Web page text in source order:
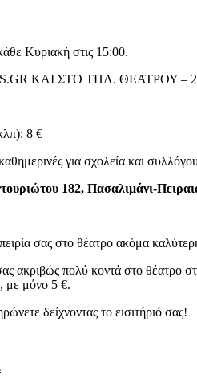
Κυριακή στις 15:00.
ΚΑΙ ΣΤΟ ΤΗΛ. ΘΕΑΤΡΟΥ –
8 €
για σχολεία και
182, Πασαλιμάνι-
σας στο θέατρο ακόμα
ακριβώς πολύ κοντά στο
με μόνο 5 €.
δείχνοντας το εισιτήριό σας!